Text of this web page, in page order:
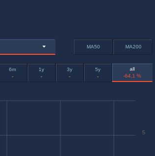
MA50 MA200
6m
-
1y
-
3y
-
5y
-
all
-64,1 %
5